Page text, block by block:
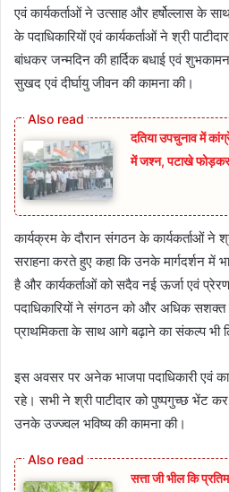
एवं कार्यकर्ताओं ने उत्साह और हर्षोल्लास के
के पदाधिकारियों एवं कार्यकर्ताओं ने श्री
बांधकर जन्मदिन की हार्दिक बधाई एवं
सुखद एवं दीर्घायु जीवन की कामना की।
दतिया उपचुनाव में
में जश्न, पटाखे फोड़कर
कार्यक्रम के दौरान संगठन के कार्यकर्ताओं ने
सराहना करते हुए कहा कि उनके मार्गदर्शन में
है और कार्यकर्ताओं को सदैव नई ऊर्जा एवं
पदाधिकारियों ने संगठन को और अधिक सशक्त
प्राथमिकता के साथ आगे बढ़ाने का संकल्प भी
इस अवसर पर अनेक भाजपा पदाधिकारी एवं
रहे। सभी ने श्री पाटीदार को पुष्पगुच्छ भेंट
उनके उज्ज्वल भविष्य की कामना की।
सत्ता जी भील कि